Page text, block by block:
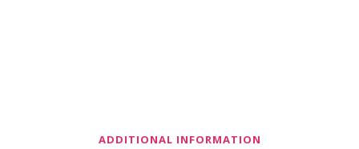
ADDITIONAL INFORMATION